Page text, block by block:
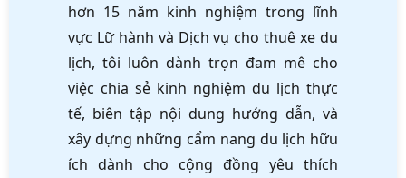
hơn 15 năm kinh nghiệm trong lĩnh
vực Lữ hành và Dịch vụ cho thuê xe du
lịch, tôi luôn dành trọn đam mê cho
việc chia sẻ kinh nghiệm du lịch thực
tế, biên tập nội dung hướng dẫn, và
xây dựng những cẩm nang du lịch hữu
ích dành cho cộng đồng yêu thích